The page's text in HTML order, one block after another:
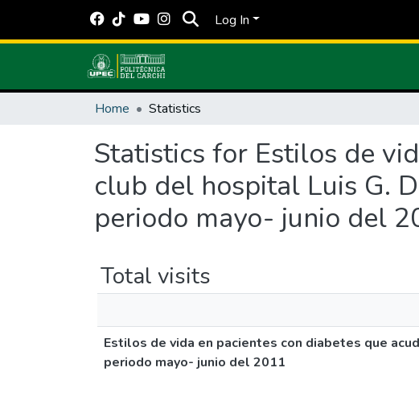
Log In
Home Statistics
Statistics for Estilos de
club del hospital Luis G.
periodo mayo- junio del
Total visits
Estilos de vida en pacientes con diabetes que
periodo mayo- junio del 2011